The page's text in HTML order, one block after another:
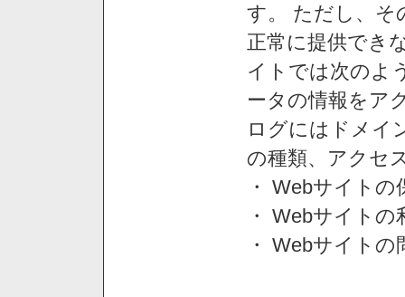
す。 ただし、そ
正常に提供でき
イトでは次のよ
ータの情報をア
ログにはドメイ
の種類、アクセ
・ Webサイトの
・ Webサイト
・ Webサイト